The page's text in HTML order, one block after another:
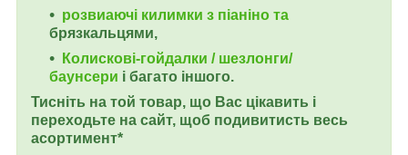
розвиаючі килимки з піаніно та
брязкальцями,
Колискові-гойдалки / шезлонги/
баунсери і багато іншого.
Тисніть на той товар, що Вас цікавить і
переходьте на сайт, щоб подивитисть весь
асортимент*